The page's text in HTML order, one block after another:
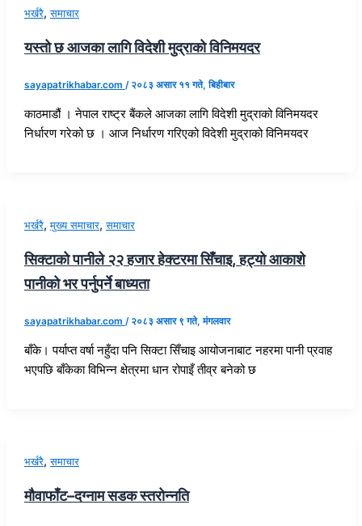
भर्खरै,समाचार
यस्तो छ आजका लागि विदेशी मुद्राको विनिमयदर
sayapatrikhabar.com / २०८३ असार ११ गते, बिहीबार
काठमाडौं । नेपाल राष्ट्र बैंकले आजका लागि विदेशी मुद्राको विनिमयदर
निर्धारण गरेको छ । आज निर्धारण गरिएको विदेशी मुद्राको विनिमयदर
भर्खरै,मुख्य समाचार,समाचार
सिक्टाको पानीले २२ हजार हेक्टरमा सिँचाइ, हट्यो आकाशे
पानीको भर पर्नुपर्ने बाध्यता
sayapatrikhabar.com / २०८३ असार ९ गते, मंगलवार
बाँके। पर्याप्त वर्षा नहुँदा पनि सिक्टा सिँचाइ आयोजनाबाट नहरमा पानी प्रवाह
भएपछि बाँकेका विभिन्न क्षेत्रमा धान रोपाइँ तीव्र बनेको छ
भर्खरै,समाचार
मौवाफाँट–दग्नाम सडक स्तरोन्नति